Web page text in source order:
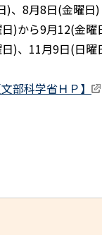
8日(金曜日)
ら9月12(金曜
月9日(日曜
部科学省ＨＰ】